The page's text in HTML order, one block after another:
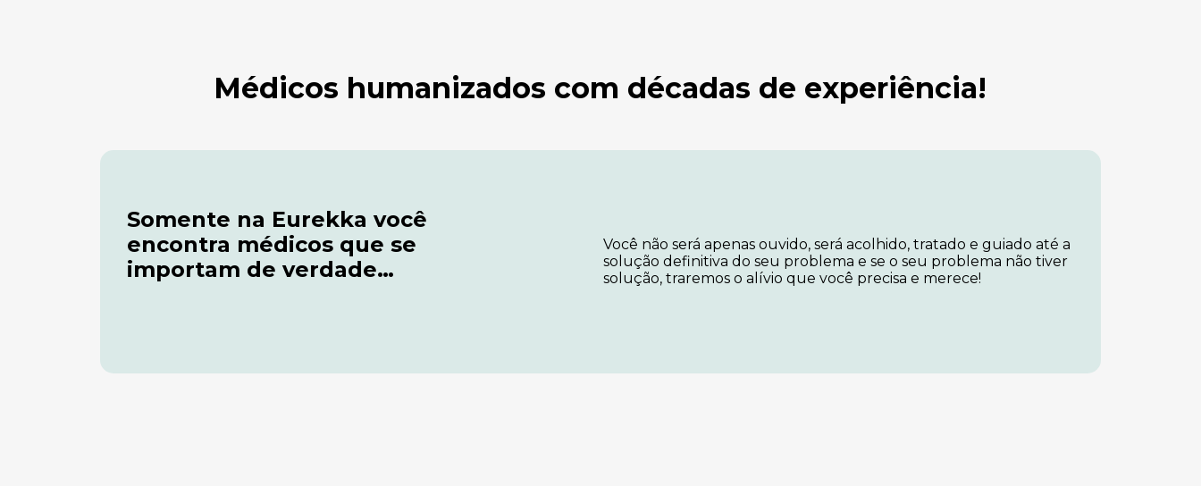
Médicos humanizados com décadas de experiência!
Somente na Eurekka você
encontra médicos que se
importam de verdade…
Você não será apenas ouvido, será acolhido, tratado e guiado até a
solução definitiva do seu problema e se o seu problema não tiver
solução, traremos o alívio que você precisa e merece!